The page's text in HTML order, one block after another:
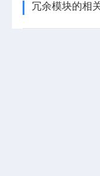
冗余模块的相